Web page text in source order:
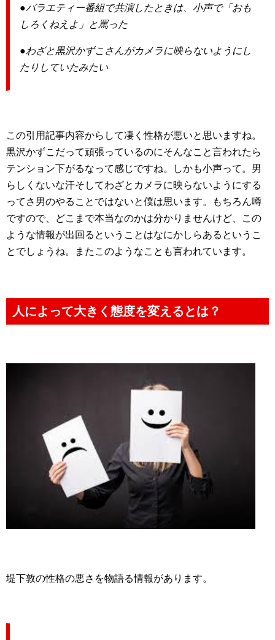
●バラエティー番組で共演したときは、小声で「おも
しろくねえよ」と罵った
●わざと黒沢かずこさんがカメラに映らないようにし
たりしていたみたい
この引用記事内容からして凄く性格が悪いと思いますね。
黒沢かずこだって頑張っているのにそんなこと言われたら
テンション下がるなって感じですね。しかも小声って。男
らしくないな汗そしてわざとカメラに映らないようにする
ってさ男のやることではないと僕は思います。もちろん噂
ですので、どこまで本当なのかは分かりませんけど、この
ような情報が出回るということはなにかしらあるというこ
とでしょうね。またこのようなことも言われています。
人によって大きく態度を変えるとは？
堤下敦の性格の悪さを物語る情報があります。